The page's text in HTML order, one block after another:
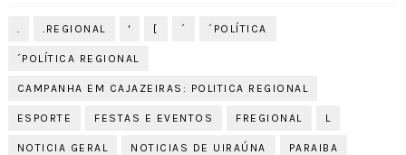
. .REGIONAL ' [ ´ ´POLÍTICA
´POLÍTICA REGIONAL
CAMPANHA EM CAJAZEIRAS: POLITICA REGIONAL
ESPORTE FESTAS E EVENTOS FREGIONAL L
NOTICIA GERAL NOTICIAS DE UIRAÚNA PARAIBA